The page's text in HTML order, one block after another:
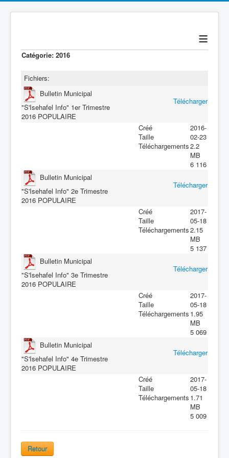
≡
Catégorie: 2016
Fichiers:
Bulletin Municipal
"S'Isehafel Info" 1er Trimestre
2016 POPULAIRE
Télécharger
Créé
Taille
Téléchargements
2016-
02-23
2.2
MB
6 116
Bulletin Municipal
"S'Isehafel Info" 2e Trimestre
2016 POPULAIRE
Télécharger
Créé
Taille
Téléchargements
2017-
05-18
2.15
MB
5 137
Bulletin Municipal
"S'Isehafel Info" 3e Trimestre
2016 POPULAIRE
Télécharger
Créé
Taille
Téléchargements
2017-
05-18
1.95
MB
5 069
Bulletin Municipal
"S'Isehafel Info" 4e Trimestre
2016 POPULAIRE
Télécharger
Créé
Taille
Téléchargements
2017-
05-18
1.71
MB
5 009
Retour